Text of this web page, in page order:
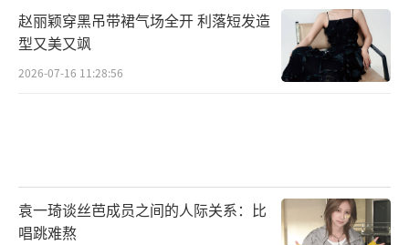
赵丽颖穿黑吊带裙气场全开 利落短发造
型又美又飒
2026-07-16 11:28:56
袁一琦谈丝芭成员之间的人际关系：比
唱跳难熬